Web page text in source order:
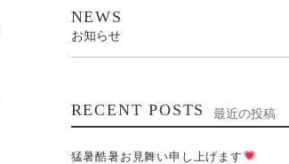
NEWS
お知らせ
RECENT POSTS 最近の投稿
猛暑酷暑お見舞い申し上げます